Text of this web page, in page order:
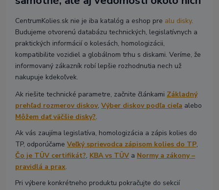
CentrumKolies.sk nie je iba katalóg a eshop pre alu disky.
Budujeme otvorenú databázu technických, legislatívnych a
praktických informácií o kolesách, homologizácii,
kompatibilite vozidiel a globálnom trhu s diskami. Veríme, že
informovaný zákazník robí lepšie rozhodnutia nech už
nakupuje kdekoľvek.
Ak riešite technické parametre, začnite článkami Základný
prehľad rozmerov diskov,Výber diskov podľa cieľa alebo
Môžem dať väčšie disky?.
Ak vás zaujíma legislatíva, homologizácia a zápis kolies do
TP, odporúčameVeľký sprievodca zápisom kolies do TP,
Čo je TÜV certifikát?, KBA vs TÜV a Normy a zákony –
pravidlá a prax.
Pri výbere konkrétneho produktu pokračujte do sekcií